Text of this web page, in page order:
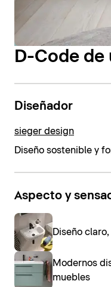
D-Code de
Diseñador
sieger design
Diseño sostenible y
Aspecto y
Diseño
Modernos
muebles